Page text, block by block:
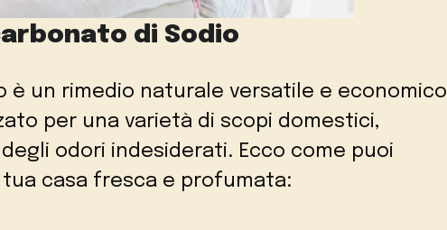
di Sodio
è un rimedio naturale versatile e economico
per una varietà di scopi domestici,
odori indesiderati. Ecco come puoi
casa fresca e profumata: